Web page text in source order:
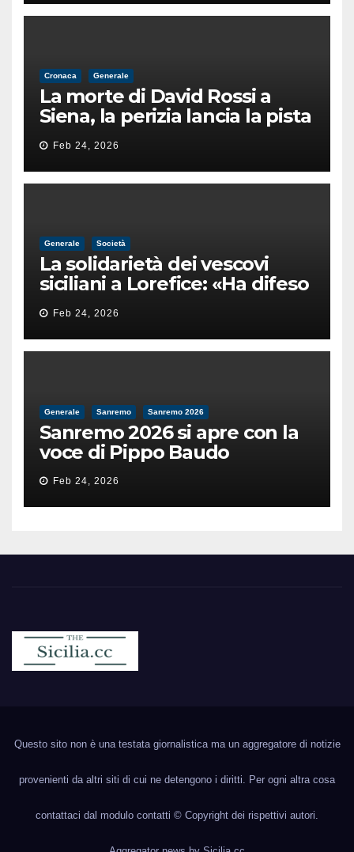
Cronaca Generale
La morte di David Rossi a
Siena, la perizia lancia la pista
di un’intimidazione finita
male
Feb 24, 2026
Generale Società
La solidarietà dei vescovi
siciliani a Lorefice: «Ha difeso
il valore e la dignità
dell’umanità»
Feb 24, 2026
Generale Sanremo Sanremo 2026
Sanremo 2026 si apre con la
voce di Pippo Baudo
Feb 24, 2026
Questo sito non è una testata giornalistica ma un aggregatore di notizie
provenienti da altri siti di cui ne detengono i diritti. Per ogni altra cosa
contattaci dal modulo contatti © Copyright dei rispettivi autori.